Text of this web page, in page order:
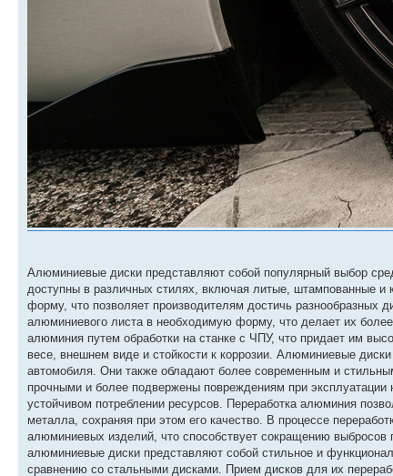
Алюминиевые диски представляют собой популярный выбор
доступны в различных стилях, включая литые, штампованные
форму, что позволяет производителям достичь разнообразных
алюминиевого листа в необходимую форму, что делает их
алюминия путем обработки на станке с ЧПУ, что придает им
весе, внешнем виде и стойкости к коррозии. Алюминиевые
автомобиля. Они также обладают более современным и
прочными и более подвержены повреждениям при эксплуатации
устойчивом потреблении ресурсов. Переработка алюминия
металла, сохраняя при этом его качество. В процессе
алюминиевых изделий, что способствует сокращению выбросов
алюминиевые диски представляют собой стильное и
сравнению со стальными дисками. Прием дисков для их